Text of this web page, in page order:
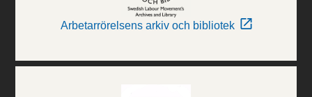
Arbetarrörelsens arkiv och bibliotek